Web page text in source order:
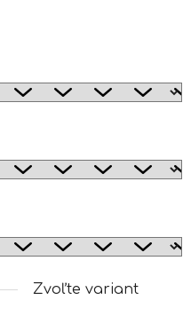
Zvoľte variant